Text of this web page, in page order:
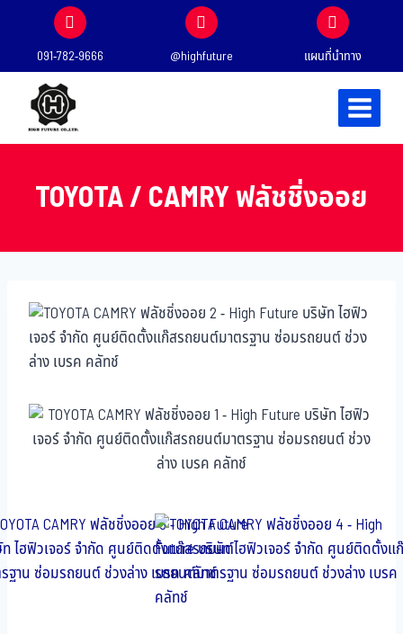
091-782-9666 @highfuture แผนที่นำทาง
TOYOTA / CAMRY ฟลัชชิ่งออย